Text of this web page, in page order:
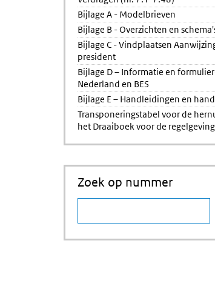
Bijlage A - Modelbrieven
Bijlage B - Overzichten en
Bijlage C - Vindplaatsen
president
Bijlage D – Informatie en
Nederland en BES
Bijlage E – Handleidingen en
Transponeringstabel voor de
het Draaiboek voor de regelgeving
Zoek op nummer